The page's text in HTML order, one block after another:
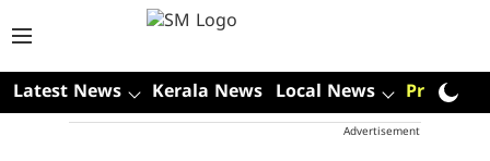
Latest News Kerala News Local News Premium
Advertisement